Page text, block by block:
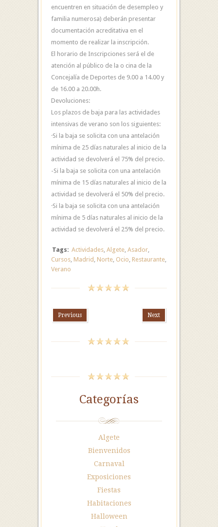
encuentren en situación de desempleo y
familia numerosa) deberán presentar
documentación acreditativa en el
momento de realizar la inscripción.
El horario de Inscripciones será el de
atención al público de la o cina de la
Concejalía de Deportes de 9.00 a 14.00 y
de 16.00 a 20.00h.
Devoluciones:
Los plazos de baja para las actividades
intensivas de verano son los siguientes:
·Si la baja se solicita con una antelación
mínima de 25 días naturales al inicio de la
actividad se devolverá el 75% del precio.
-Si la baja se solicita con una antelación
mínima de 15 días naturales al inicio de la
actividad se devolverá el 50% del precio.
·Si la baja se solicita con una antelación
mínima de 5 días naturales al inicio de la
actividad se devolverá el 25% del precio.
Tags: Actividades, Algete, Asador,
Cursos, Madrid , Norte, Ocio, Restaurante,
Verano
Previous Next
Categorías
Algete
Bienvenidos
Carnaval
Exposiciones
Fiestas
Habitaciones
Halloween